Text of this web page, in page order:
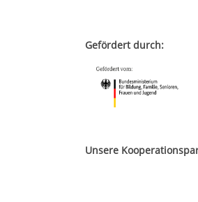
Gefördert durch:
Unsere